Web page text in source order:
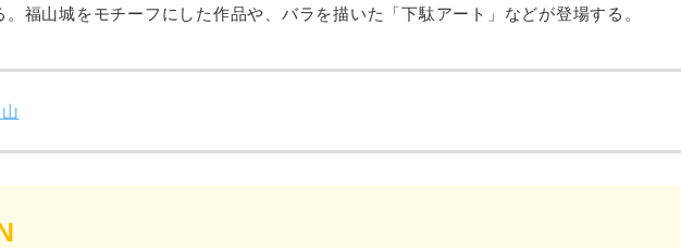
福山城をモチーフにした作品や、バラを描いた「下駄アート」などが登場する。